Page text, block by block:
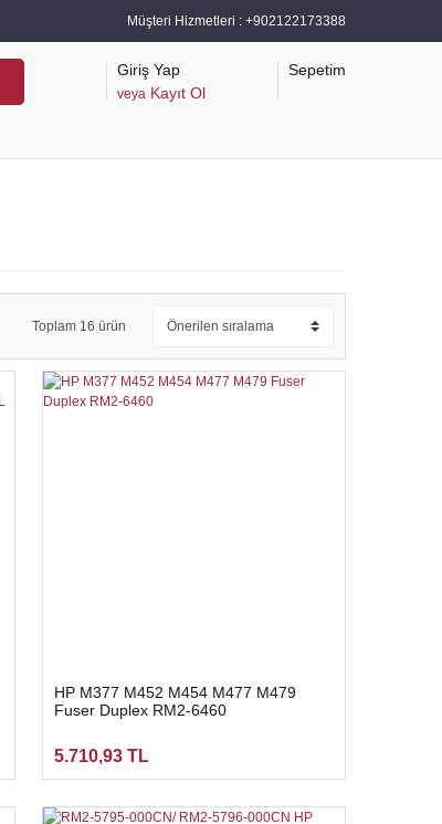
Müşteri Hizmetleri : +902122173388
Giriş Yap
veya Kayıt Ol
Sepetim
Toplam 16 ürün
HP M377 M452 M454 M477 M479
Fuser Duplex RM2-6460
5.710,93 TL